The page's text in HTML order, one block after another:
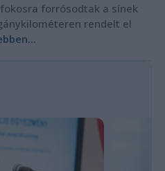
forrósodtak a sínek
rendelt el